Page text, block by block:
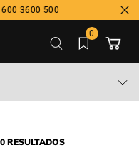
3600 500
0
RESULTADOS